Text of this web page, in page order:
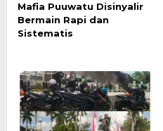
Mafia Puuwatu Disinyalir
Bermain Rapi dan
Sistematis